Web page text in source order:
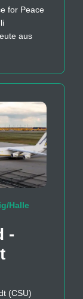
for Peace
aus
Halle
-
(CSU)